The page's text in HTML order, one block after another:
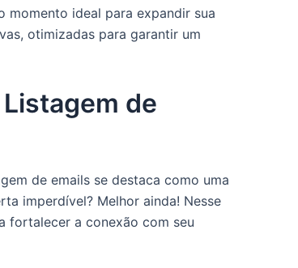
momento ideal para expandir sua
otimizadas para garantir um
de
de emails se destaca como uma
imperdível? Melhor ainda! Nesse
fortalecer a conexão com seu